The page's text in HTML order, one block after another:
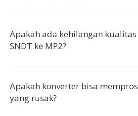
Apakah ada kehilangan kualitas
SNDT ke MP2?
Apakah konverter bisa
yang rusak?